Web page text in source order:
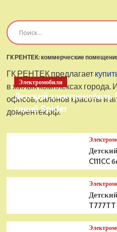
Arctis
ГК РЕНТЕК: коммерческие
ГК РЕНТЕК предлагает
в жилых комплексах города.
офисов, салонов красоты и
домрентек.рф.
Электромобили
Детский электромобиль
синий Spider
C111CC